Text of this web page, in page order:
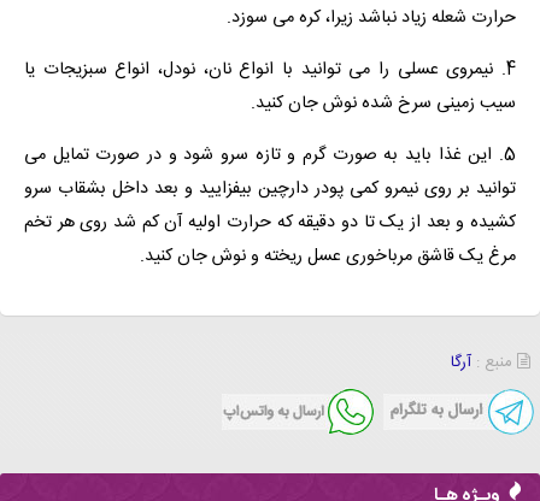
حرارت شعله زیاد نباشد زیرا، کره می سوزد.
4. نیمروی عسلی را می توانید با انواع نان، نودل، انواع سبزیجات یا
سیب زمینی سرخ شده نوش جان کنید.
5. این غذا باید به صورت گرم و تازه سرو شود و در صورت تمایل می
توانید بر روی نیمرو کمی پودر دارچین بیفزایید و بعد داخل بشقاب سرو
کشیده و بعد از یک تا دو دقیقه که حرارت اولیه آن کم شد روی هر تخم
مرغ یک قاشق مرباخوری عسل ریخته و نوش جان کنید.
منبع : آرگا